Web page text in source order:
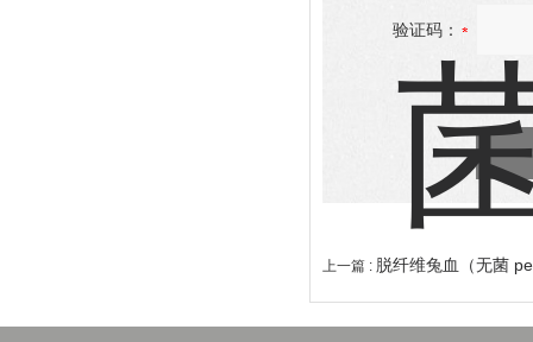
验证码：
上一篇 : 脱纤维兔血（无菌